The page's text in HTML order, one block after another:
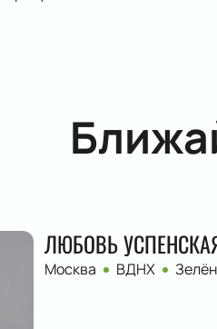
ЛЮБОВЬ
Москва ВДНХ